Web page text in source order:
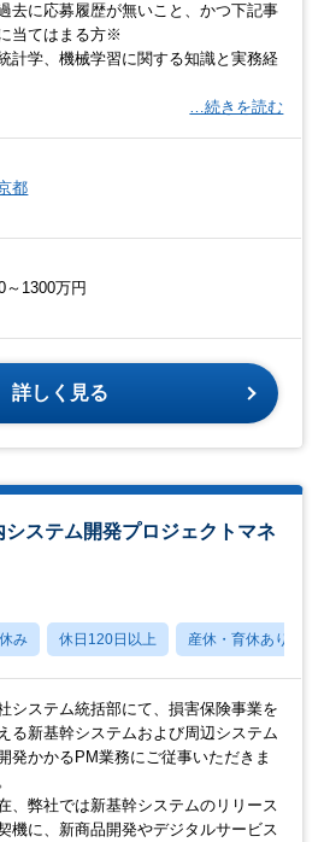
去に応募履歴が無いこと、かつ下記事
当てはまる方※
計学、機械学習に関する知識と実務経
…続きを読む
都
～1300万円
詳しく見る
システム開発プロジェクトマネ
み 休日120日以上 産休・育休あり
システム統括部にて、損害保険事業を
る新基幹システムおよび周辺システム
発かかるPM業務にご従事いただきま
、弊社では新基幹システムのリリース
機に、新商品開発やデジタルサービス